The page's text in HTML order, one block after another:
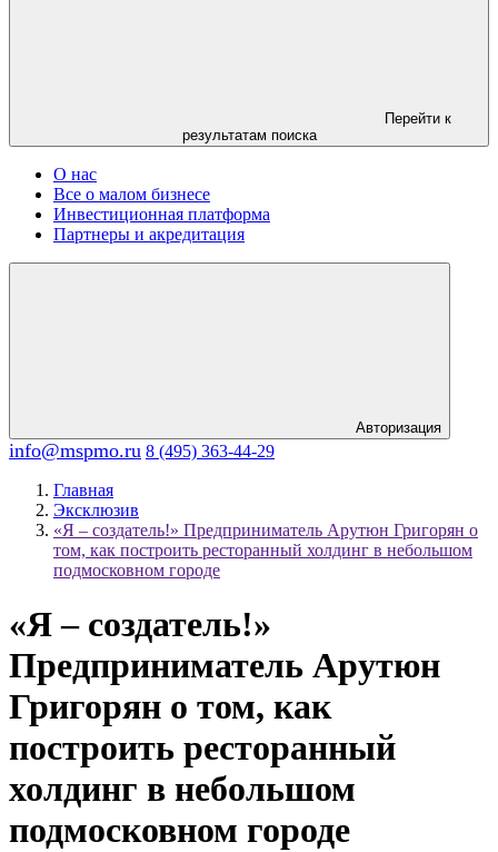
Перейти к
результатам поиска
О нас
Все о малом бизнесе
Инвестиционная платформа
Партнеры и акредитация
Авторизация
info@mspmo.ru 8 (495) 363-44-29
Главная
Эксклюзив
«Я – создатель!» Предприниматель Арутюн Григорян о
том, как построить ресторанный холдинг в небольшом
подмосковном городе
«Я – создатель!»
Предприниматель Арутюн
Григорян о том, как
построить ресторанный
холдинг в небольшом
подмосковном городе